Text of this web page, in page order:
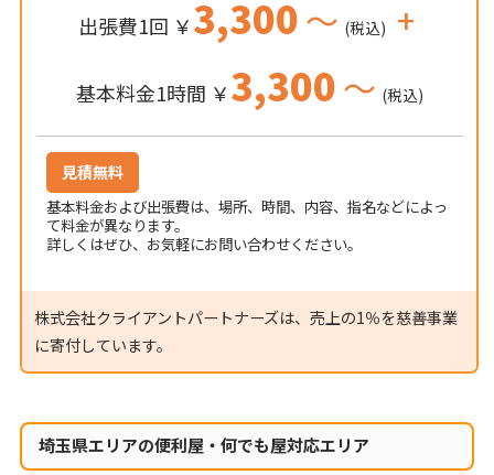
出張費1回 ￥3,300～ (税込) +
基本料金1時間 ￥3,300～ (税込)
見積無料
基本料金および出張費は、場所、時間、内容、指名などによっ
て料金が異なります。
詳しくはぜひ、お気軽にお問い合わせください。
株式会社クライアントパートナーズは、売上の1％を慈善事業
に寄付しています。
埼玉県エリアの便利屋・何でも屋対応エリア